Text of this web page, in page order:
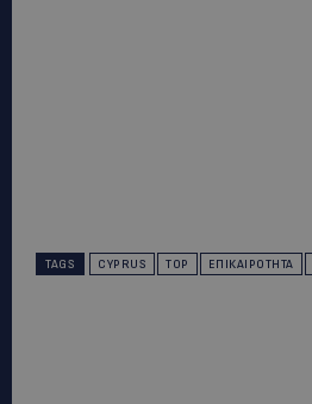
TAGS CYPRUS TOP ΕΠΙΚΑΙΡΌΤΗΤΑ